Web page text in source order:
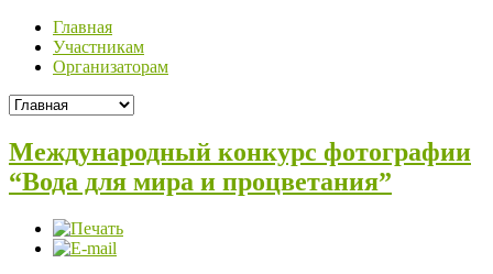
Главная
Участникам
Организаторам
Международный конкурс фотографии
“Вода для мира и процветания”